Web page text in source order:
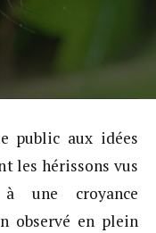
public aux idées
les hérissons vus
une croyance
observé en plein